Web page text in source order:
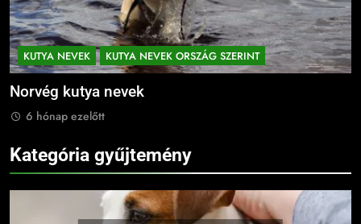
KUTYA NEVEK KUTYA NEVEK ORSZÁG SZERINT
Norvég kutya nevek
6 hónap ezelőtt
Kategória gyűjtemény